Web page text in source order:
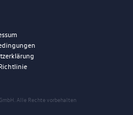
Alle Rechte vorbehalten